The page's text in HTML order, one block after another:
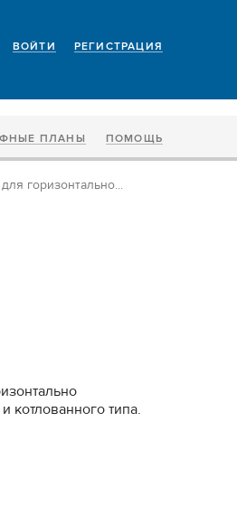
РЕГИСТРАЦИЯ
ВОЙТИ
ПЛАНЫ ПОМОЩЬ
горизонтально...
котлованного типа.